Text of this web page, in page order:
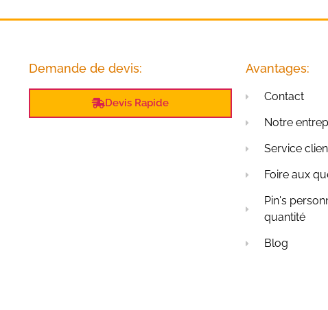
Demande de devis:
Devis Rapide
Avantages:
Contact
Notre
Service
Foire aux
Pin's
quantité
Blog